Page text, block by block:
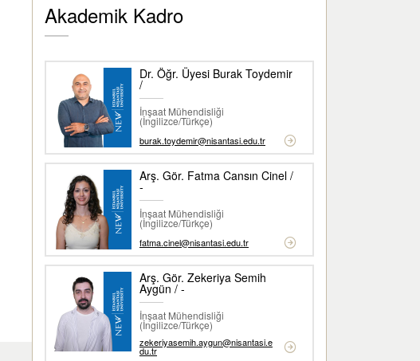
Akademik Kadro
Dr. Öğr. Üyesi Burak Toydemir
/
İnşaat Mühendisliği
(İngilizce/Türkçe)
burak.toydemir@nisantasi.edu.tr
Arş. Gör. Fatma Cansın Cinel /
-
İnşaat Mühendisliği
(İngilizce/Türkçe)
fatma.cinel@nisantasi.edu.tr
Arş. Gör. Zekeriya Semih
Aygün / -
İnşaat Mühendisliği
(İngilizce/Türkçe)
zekeriyasemih.aygun@nisantasi.e
du.tr